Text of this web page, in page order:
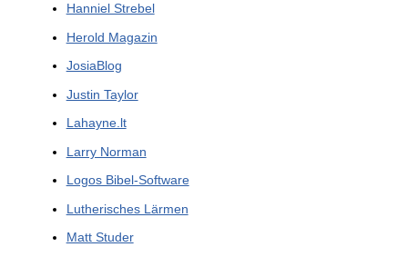
Hanniel Strebel
Herold Magazin
JosiaBlog
Justin Taylor
Lahayne.lt
Larry Norman
Logos Bibel-Software
Lutherisches Lärmen
Matt Studer